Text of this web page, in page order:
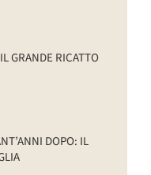
GRANDE RICATTO
DOPO: IL